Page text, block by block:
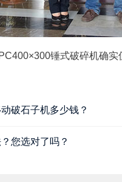
锤式破碎机确
破石子机多少钱？
您选对了吗？